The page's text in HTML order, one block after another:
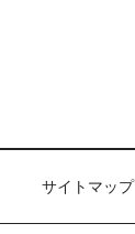
サイトマップ